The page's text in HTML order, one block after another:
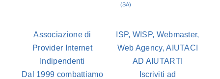
(SA)
Associazione di
Provider Internet
Indipendenti
Dal 1999 combattiamo
ISP, WISP, Webmaster,
Web Agency, AIUTACI
AD AIUTARTI
Iscriviti ad